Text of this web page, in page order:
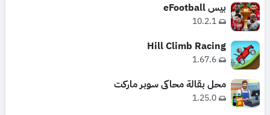
بيس eFootball
10.2.1
Hill Climb Racing
1.67.6
محل بقالة محاكي سوبر ماركت
1.25.0